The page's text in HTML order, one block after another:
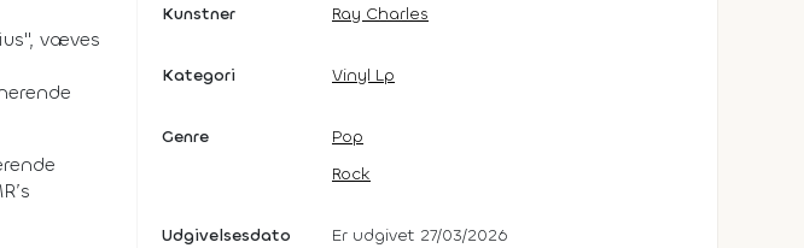
væves
Kunstner Ray Charles
Kategori Vinyl Lp
Genre
Pop
Rock
Udgivelsesdato Er udgivet 27/03/2026